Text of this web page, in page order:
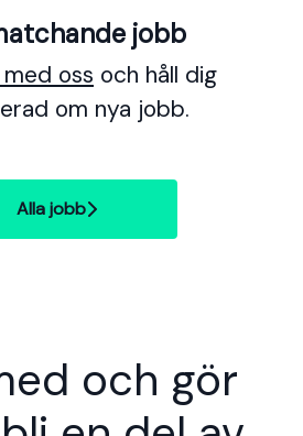
jobb
oss och håll dig
om nya jobb.
Alla jobb
och gör